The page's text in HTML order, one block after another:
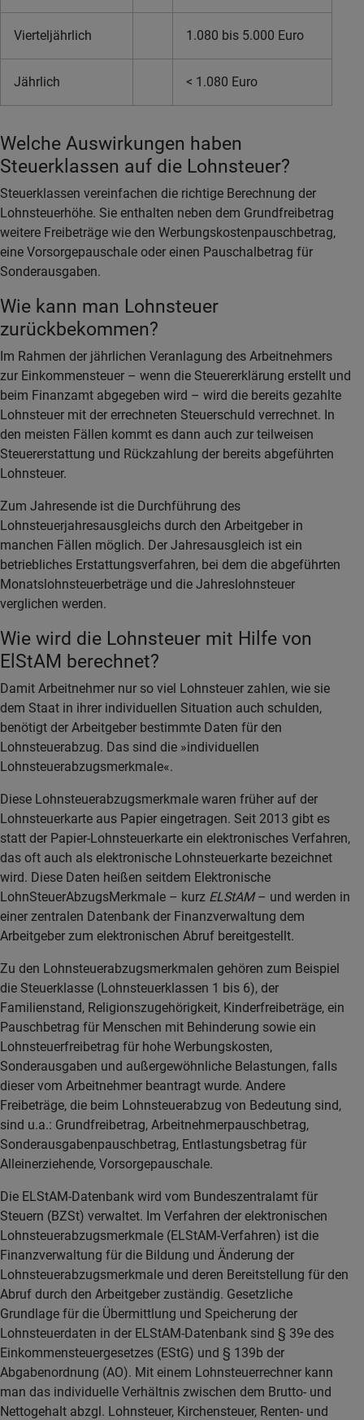
Vierteljährlich 1.080 bis 5.000 Euro
Jährlich < 1.080 Euro
Welche Auswirkungen haben
Steuerklassen auf die Lohnsteuer?
Steuerklassen vereinfachen die richtige Berechnung der
Lohnsteuerhöhe. Sie enthalten neben dem Grundfreibetrag
weitere Freibeträge wie den Werbungskostenpauschbetrag,
eine Vorsorgepauschale oder einen Pauschalbetrag für
Sonderausgaben.
Wie kann man Lohnsteuer
zurückbekommen?
Im Rahmen der jährlichen Veranlagung des Arbeitnehmers
zur Einkommensteuer – wenn die Steuererklärung erstellt und
beim Finanzamt abgegeben wird – wird die bereits gezahlte
Lohnsteuer mit der errechneten Steuerschuld verrechnet. In
den meisten Fällen kommt es dann auch zur teilweisen
Steuererstattung und Rückzahlung der bereits abgeführten
Lohnsteuer.
Zum Jahresende ist die Durchführung des
Lohnsteuerjahresausgleichs durch den Arbeitgeber in
manchen Fällen möglich. Der Jahresausgleich ist ein
betriebliches Erstattungsverfahren, bei dem die abgeführten
Monatslohnsteuerbeträge und die Jahreslohnsteuer
verglichen werden.
Wie wird die Lohnsteuer mit Hilfe von
ElStAM berechnet?
Damit Arbeitnehmer nur so viel Lohnsteuer zahlen, wie sie
dem Staat in ihrer individuellen Situation auch schulden,
benötigt der Arbeitgeber bestimmte Daten für den
Lohnsteuerabzug. Das sind die »individuellen
Lohnsteuerabzugsmerkmale«.
Diese Lohnsteuerabzugsmerkmale waren früher auf der
Lohnsteuerkarte aus Papier eingetragen. Seit 2013 gibt es
statt der Papier-Lohnsteuerkarte ein elektronisches Verfahren,
das oft auch als elektronische Lohnsteuerkarte bezeichnet
wird. Diese Daten heißen seitdem Elektronische
LohnSteuerAbzugsMerkmale – kurz ELStAM– und werden in
einer zentralen Datenbank der Finanzverwaltung dem
Arbeitgeber zum elektronischen Abruf bereitgestellt.
Zu den Lohnsteuerabzugsmerkmalen gehören zum Beispiel
die Steuerklasse (Lohnsteuerklassen 1 bis 6), der
Familienstand, Religionszugehörigkeit, Kinderfreibeträge, ein
Pauschbetrag für Menschen mit Behinderung sowie ein
Lohnsteuerfreibetrag für hohe Werbungskosten,
Sonderausgaben und außergewöhnliche Belastungen, falls
dieser vom Arbeitnehmer beantragt wurde. Andere
Freibeträge, die beim Lohnsteuerabzug von Bedeutung sind,
sind u.a.: Grundfreibetrag, Arbeitnehmerpauschbetrag,
Sonderausgabenpauschbetrag, Entlastungsbetrag für
Alleinerziehende, Vorsorgepauschale.
Die ELStAM-Datenbank wird vom Bundeszentralamt für
Steuern (BZSt) verwaltet. Im Verfahren der elektronischen
Lohnsteuerabzugsmerkmale (ELStAM-Verfahren) ist die
Finanzverwaltung für die Bildung und Änderung der
Lohnsteuerabzugsmerkmale und deren Bereitstellung für den
Abruf durch den Arbeitgeber zuständig. Gesetzliche
Grundlage für die Übermittlung und Speicherung der
Lohnsteuerdaten in der ELStAM-Datenbank sind § 39e des
Einkommensteuergesetzes (EStG) und § 139b der
Abgabenordnung (AO). Mit einem Lohnsteuerrechner kann
man das individuelle Verhältnis zwischen dem Brutto- und
Nettogehalt abzgl. Lohnsteuer, Kirchensteuer, Renten- und